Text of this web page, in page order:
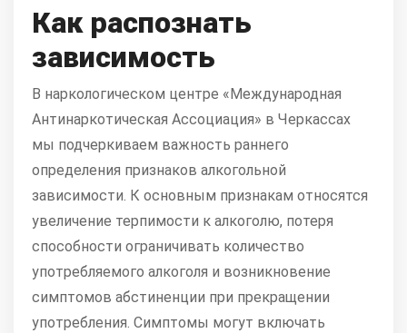
Как распознать
зависимость
В наркологическом центре «Международная
Антинаркотическая Ассоциация» в Черкассах
мы подчеркиваем важность раннего
определения признаков алкогольной
зависимости. К основным признакам относятся
увеличение терпимости к алкоголю, потеря
способности ограничивать количество
употребляемого алкоголя и возникновение
симптомов абстиненции при прекращении
употребления. Симптомы могут включать